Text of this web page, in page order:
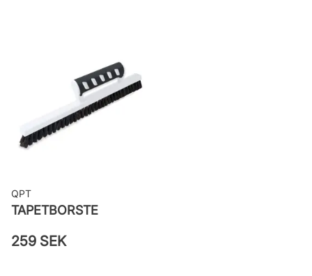
väggen
Leverantörens artikelnummer:
DGSUM2012
QPT
TAPETBORSTE
259 SEK